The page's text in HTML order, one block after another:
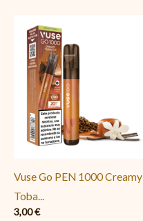
Vuse Go PEN 1000 Creamy
Toba...
3,00€
Go
PEN
1000
Creamy
Tobacco
(Tabaco)